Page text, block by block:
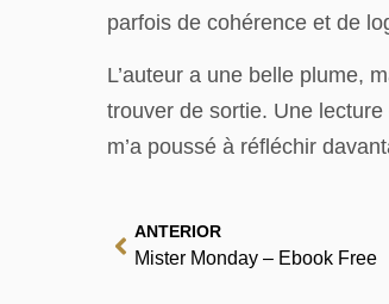
parfois de cohérence et de
L’auteur a une belle plume,
trouver de sortie. Une
m’a poussé à réfléchir
ANTERIOR
Mister Monday – Ebook Free